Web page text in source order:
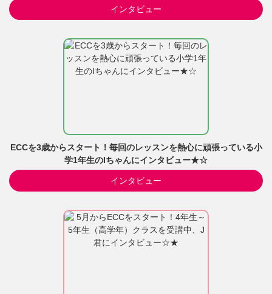
インタビュー
ECCを3歳からスタート！毎回のレッスンを熱心に頑張っている小
学1年生のIちゃんにインタビュー★☆
インタビュー